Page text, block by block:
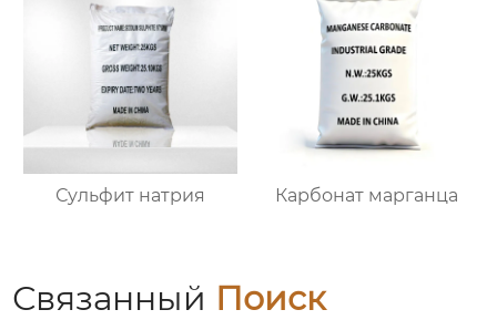
Сульфит натрия Карбонат марганца
Связанный Поиск